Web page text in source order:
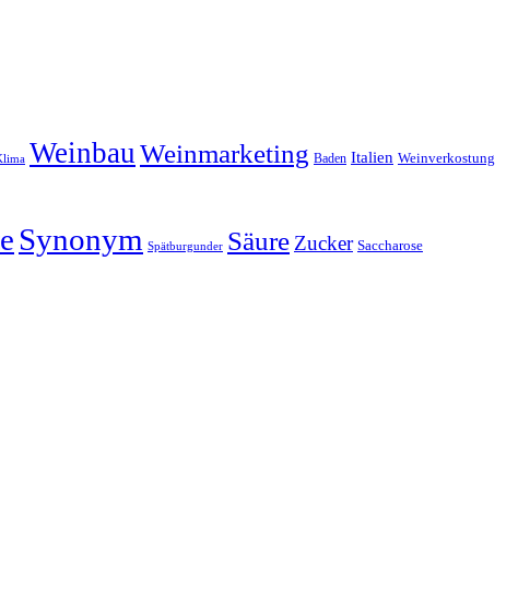
WeinbauWeinmarketing Baden Italien Weinverkostung
Synonym Spätburgunder Säure Zucker Saccharose